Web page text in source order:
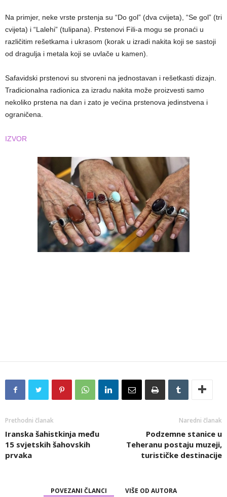
Na primjer, neke vrste prstenja su “Do gol” (dva cvijeta), “Se gol” (tri
cvijeta) i “Lalehi” (tulipana). Prstenovi Fili-a mogu se pronaći u
različitim rešetkama i ukrasom (korak u izradi nakita koji se sastoji
od dragulja i metala koji se uvlače u kamen).
Safavidski prstenovi su stvoreni na jednostavan i rešetkasti dizajn.
Tradicionalna radionica za izradu nakita može proizvesti samo
nekoliko prstena na dan i zato je većina prstenova jedinstvena i
ograničena.
IZVOR
Prethodni članak
Iranska šahistkinja među
15 svjetskih šahovskih
prvaka
Naredni članak
Podzemne stanice u
Teheranu postaju muzeji,
turističke destinacije
POVEZANI ČLANCI VIŠE OD AUTORA